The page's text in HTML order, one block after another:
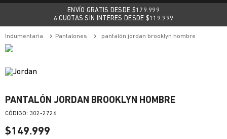
ENVÍO GRATIS DESDE $179.999
6 CUOTAS SIN INTERES DESDE $119.999
indumentaria pantalones pantalón jordan brooklyn hombre
PANTALÓN JORDAN BROOKLYN HOMBRE
: 302-2726
$149.999